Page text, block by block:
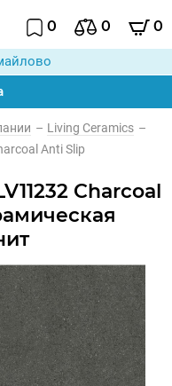
0 0 0
– Living Ceramics –
Anti Slip
Charcoal